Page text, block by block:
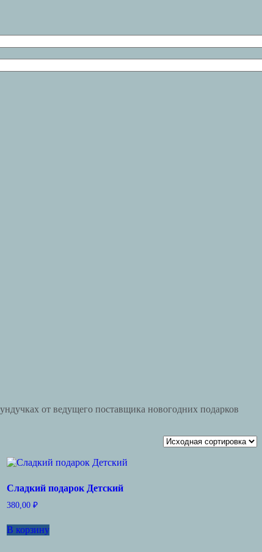
от ведущего поставщика новогодних подарков
Сладкий подарок Детский
380,00 ₽
В корзину